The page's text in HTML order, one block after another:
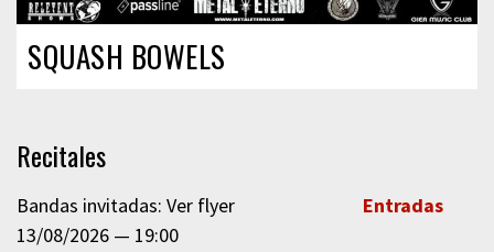
SQUASH BOWELS
Recitales
Bandas invitadas: Ver flyer
13/08/2026
19:00
Entradas